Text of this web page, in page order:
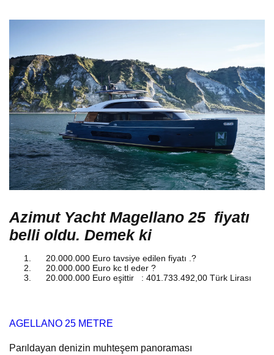
Azimut Yacht Magellano 25 fiyatı
belli oldu. Demek ki
20.000.000 Euro tavsiye edilen fiyatı .?
20.000.000 Euro kc tl eder ?
20.000.000 Euro eşittir : 401.733.492,00 Türk Lirası
AGELLANO 25 METRE
Parıldayan denizin muhteşem panoraması